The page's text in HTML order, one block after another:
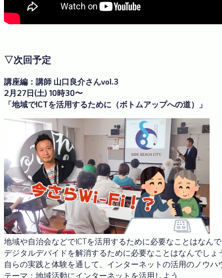
▽次回予定
講座編：講師 山口良介さんvol.3
2月27日(土) 10時30〜
「地域でICTを活用するために（ボトムアップへの道）」
地域や自治会などでICTを活用するために必要なことはなん
デジタルデバイドを解消するために必要なことはなんでしょ
自らの実践と体験を通して、インターネットの活用のノウ
テーマ：地域活動にインターネットを活用しよう